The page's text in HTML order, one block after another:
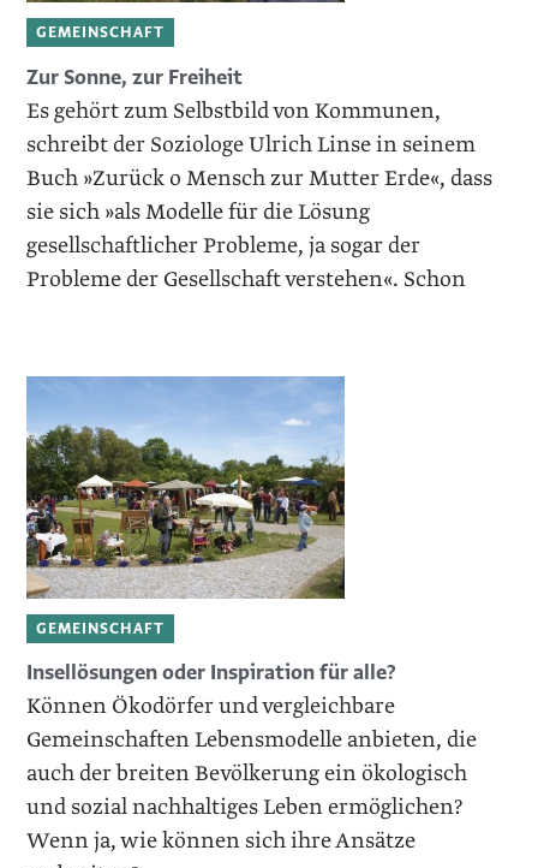
GEMEINSCHAFT
Zur Sonne, zur Freiheit
Es gehört zum Selbstbild von Kommunen,
schreibt der Soziologe Ulrich Linse in seinem
Buch »Zurück o Mensch zur Mutter Erde«, dass
sie sich »als Modelle für die Lösung
gesellschaftlicher Probleme, ja sogar der
Probleme der Gesellschaft verstehen«. Schon
GEMEINSCHAFT
Insellösungen oder Inspiration für alle?
Können Ökodörfer und vergleichbare
Gemeinschaften Lebens­modelle anbieten, die
auch der breiten Bevölkerung ein ökologisch
und sozial nachhaltiges Leben ermöglichen?
Wenn ja, wie können sich ihre Ansätze